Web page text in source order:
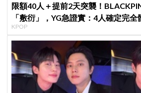
限額40人＋提前2天突襲！
「敷衍」，YG急證實：4人確定完全
KPOP